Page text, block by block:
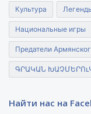
Культура
Национальные игры
Предатели
ԳՐԱԿԱՆ
Найти нас на